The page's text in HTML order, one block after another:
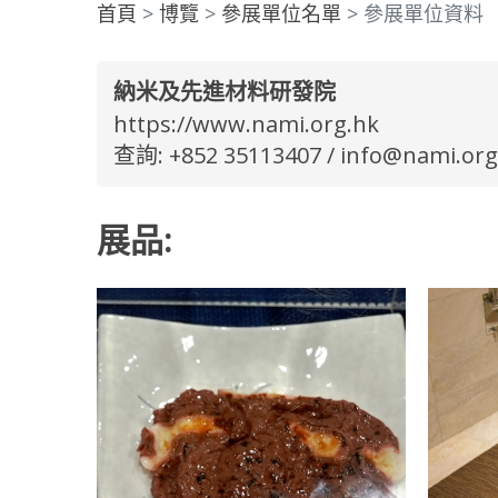
首頁 博覽 參展單位名單 參展單位資料
納米及先進材料研發院
https://www.nami.org.hk
查詢: +852 35113407 /
展品: